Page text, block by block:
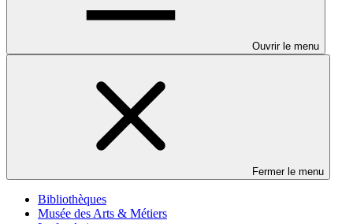
Ouvrir le menu
Fermer le menu
Bibliothèques
Musée des Arts & Métiers